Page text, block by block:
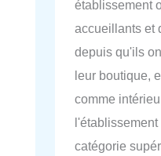
établissement
accueillants et
depuis qu'ils
leur boutique,
comme
catégorie